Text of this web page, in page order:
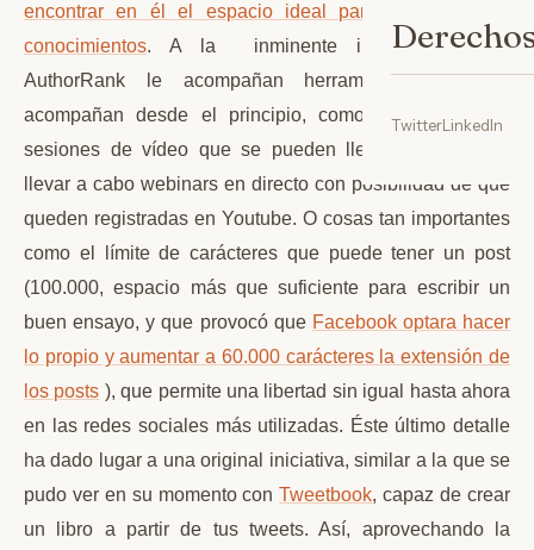
TwitterLinkedIn
encontrar en él el espacio ideal para proyectar sus
conocimientos. A la inminente implantación del
AuthorRank le acompañan herramientas que se
acompañan desde el principio, como losHangout o
sesiones de vídeo que se pueden llegar a usar para
llevar a cabo webinars en directo con posibilidad de que
queden registradas en Youtube. O cosas tan importantes
como el límite de carácteres que puede tener un post
(100.000, espacio más que suficiente para escribir un
buen ensayo, y que provocó que Facebook optara hacer
lo propio y aumentar a 60.000 carácteres la extensión de
los posts ), que permite una libertad sin igual hasta ahora
en las redes sociales más utilizadas. Éste último detalle
ha dado lugar a una original iniciativa, similar a la que se
pudo ver en su momento conTweetbook, capaz de crear
un libro a partir de tus tweets. Así, aprovechando la